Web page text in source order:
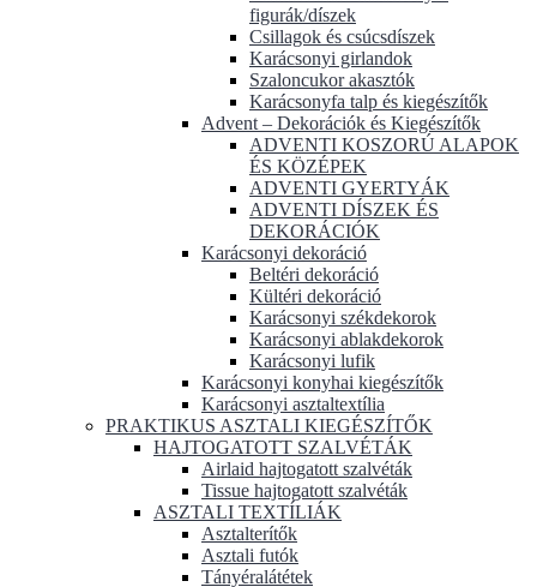
figurák/díszek
Csillagok és csúcsdíszek
Karácsonyi girlandok
Szaloncukor akasztók
Karácsonyfa talp és kiegészítők
Advent – Dekorációk és Kiegészítők
ADVENTI KOSZORÚ ALAPOK
ÉS KÖZÉPEK
ADVENTI GYERTYÁK
ADVENTI DÍSZEK ÉS
DEKORÁCIÓK
Karácsonyi dekoráció
Beltéri dekoráció
Kültéri dekoráció
Karácsonyi székdekorok
Karácsonyi ablakdekorok
Karácsonyi lufik
Karácsonyi konyhai kiegészítők
Karácsonyi asztaltextília
PRAKTIKUS ASZTALI KIEGÉSZÍTŐK
HAJTOGATOTT SZALVÉTÁK
Airlaid hajtogatott szalvéták
Tissue hajtogatott szalvéták
ASZTALI TEXTÍLIÁK
Asztalterítők
Asztali futók
Tányéralátétek